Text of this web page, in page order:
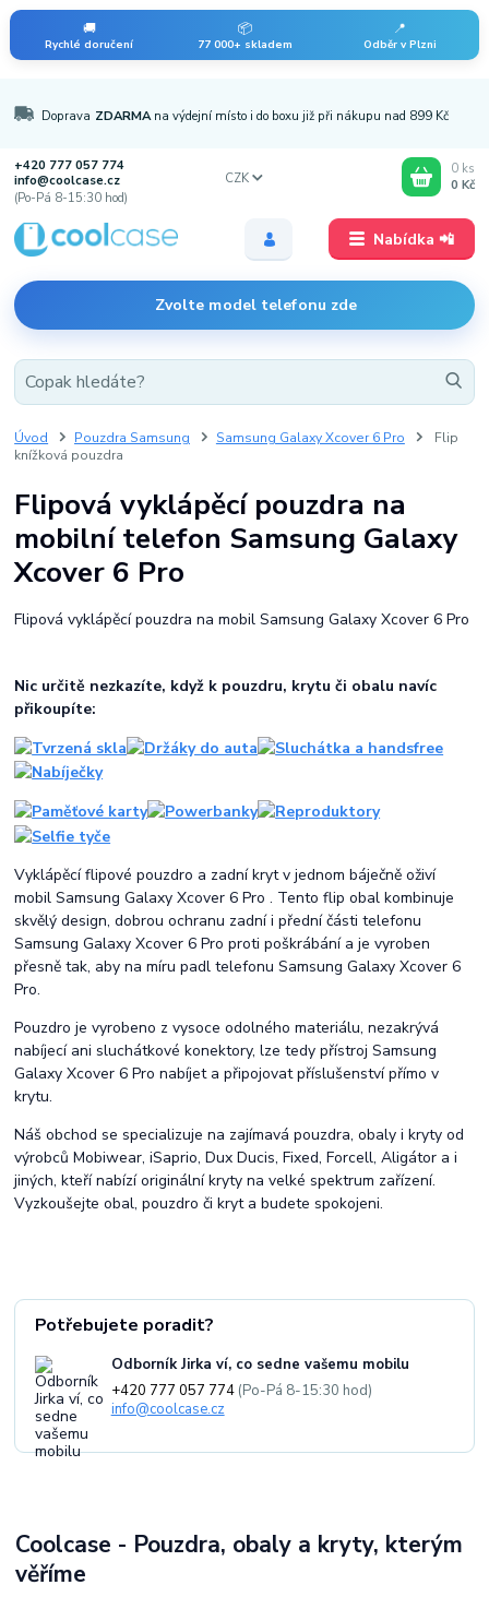
🚚
Rychlé doručení
📦
77 000+ skladem
📍
Odběr v Plzni
Nabídka 📲
Doprava ZDARMA na výdejní místo i do boxu již při nákupu nad 899 Kč
+420 777 057 774
info@coolcase.cz
(Po-Pá 8-15:30 hod)
Zvolte model telefonu zde
CZK
0 ks
0 Kč
Potřebujete poradit?
Odborník Jirka ví, co sedne vašemu mobilu
+420 777 057 774 (Po-Pá 8-15:30 hod)
info@coolcase.cz
Úvod Pouzdra Samsung Samsung Galaxy Xcover 6 Pro
Flip
knížková pouzdra
Flipová vyklápěcí pouzdra na
mobilní telefon Samsung Galaxy
Xcover 6 Pro
Flipová vyklápěcí pouzdra na mobil Samsung Galaxy Xcover 6 Pro
Nic určitě nezkazíte, když k pouzdru, krytu či obalu navíc
přikoupíte:
Vyklápěcí flipové pouzdro a zadní kryt v jednom báječně oživí
mobil Samsung Galaxy Xcover 6 Pro . Tento flip obal kombinuje
skvělý design, dobrou ochranu zadní i přední části telefonu
Samsung Galaxy Xcover 6 Pro proti poškrábání a je vyroben
přesně tak, aby na míru padl telefonu Samsung Galaxy Xcover 6
Pro.
Pouzdro je vyrobeno z vysoce odolného materiálu, nezakrývá
nabíjecí ani sluchátkové konektory, lze tedy přístroj Samsung
Galaxy Xcover 6 Pro nabíjet a připojovat příslušenství přímo v
krytu.
Náš obchod se specializuje na zajímavá pouzdra, obaly i kryty od
výrobců Mobiwear, iSaprio, Dux Ducis, Fixed, Forcell, Aligátor a i
jiných, kteří nabízí originální kryty na velké spektrum zařízení.
Vyzkoušejte obal, pouzdro či kryt a budete spokojeni.
Coolcase - Pouzdra, obaly a kryty, kterým
věříme